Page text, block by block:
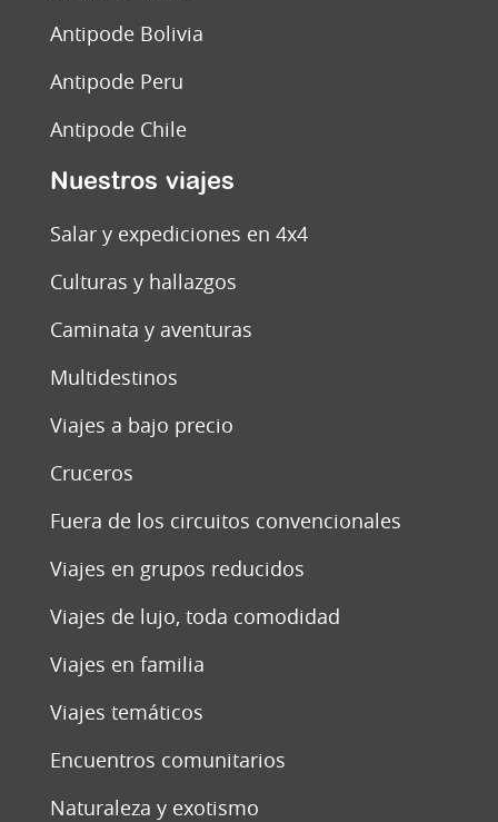
Antipode Bolivia
Antipode Peru
Antipode Chile
Nuestros viajes
Salar y expediciones en 4x4
Culturas y hallazgos
Caminata y aventuras
Multidestinos
Viajes a bajo precio
Cruceros
Fuera de los circuitos convencionales
Viajes en grupos reducidos
Viajes de lujo, toda comodidad
Viajes en familia
Viajes temáticos
Encuentros comunitarios
Naturaleza y exotismo